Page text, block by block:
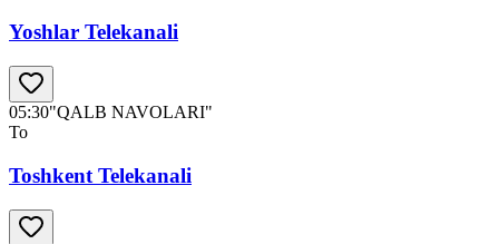
Yoshlar Telekanali
05:30"QALB NAVOLARI"
To
Toshkent Telekanali